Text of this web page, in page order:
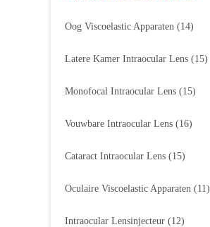
Oog Viscoelastic Apparaten (14)
Latere Kamer Intraocular Lens (15)
Monofocal Intraocular Lens (15)
Vouwbare Intraocular Lens (16)
Cataract Intraocular Lens (15)
Oculaire Viscoelastic Apparaten (11)
Intraocular Lensinjecteur (12)